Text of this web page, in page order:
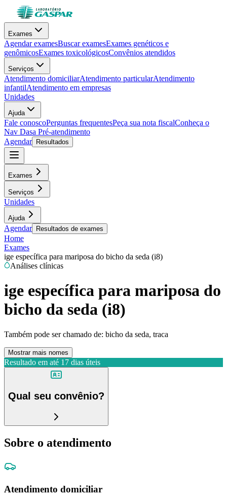
Exames
Agendar examesBuscar examesExames genéticos e
genômicosExames toxicológicosConvênios atendidos
Serviços
Atendimento domiciliarAtendimento particularAtendimento
infantilAtendimento em empresas
Unidades
Ajuda
Fale conoscoPerguntas frequentesPeça sua nota fiscalConheça o
Nav Dasa Pré-atendimento
Agendar
Resultados
Exames
Serviços
Unidades
Ajuda
Agendar Resultados de exames
Home
Exames
ige específica para mariposa do bicho da seda (i8)
Análises clínicas
ige específica para mariposa do
bicho da seda (i8)
Também pode ser chamado de: bicho da seda, traca
Mostrar mais nomes
Resultado em até 17 dias úteis
Qual seu convênio?
Sobre o atendimento
Atendimento domiciliar